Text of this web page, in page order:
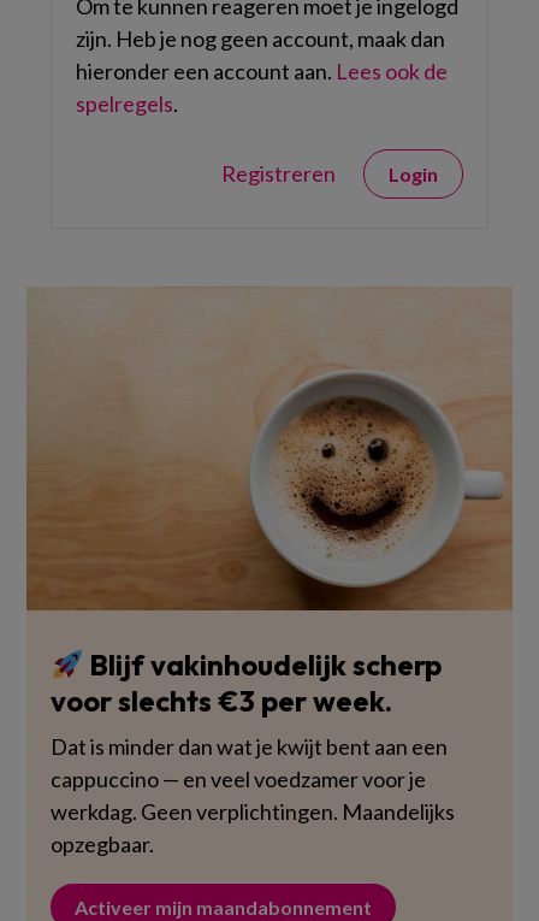
Om te kunnen reageren moet je ingelogd
zijn. Heb je nog geen account, maak dan
hieronder een account aan. Lees ook de
spelregels.
Registreren Login
Blijf vakinhoudelijk scherp
voor slechts €3 per week.
Dat is minder dan wat je kwijt bent aan een
cappuccino — en veel voedzamer voor je
werkdag. Geen verplichtingen. Maandelijks
opzegbaar.
Activeer mijn maandabonnement